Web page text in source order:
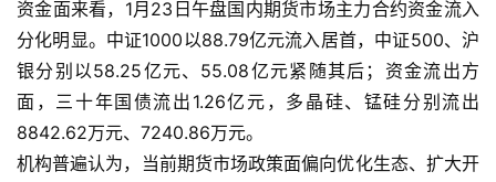
货
投
资
入
资金面来看，1月23日午盘国内期货市场主力合约资金流入
分化明显。中证1000以88.79亿元流入居首，中证500、沪
银分别以58.25亿元、55.08亿元紧随其后；资金流出方
面，三十年国债流出1.26亿元，多晶硅、锰硅分别流出
8842.62万元、7240.86万元。
机构普遍认为，当前期货市场政策面偏向优化生态、扩大开